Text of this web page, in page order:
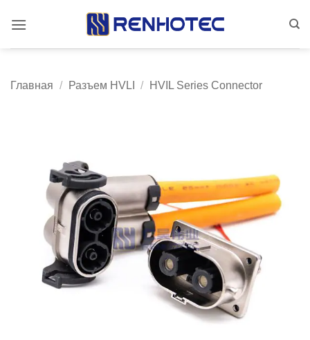
Главная / Разъем HVLI / HVIL Series Connector